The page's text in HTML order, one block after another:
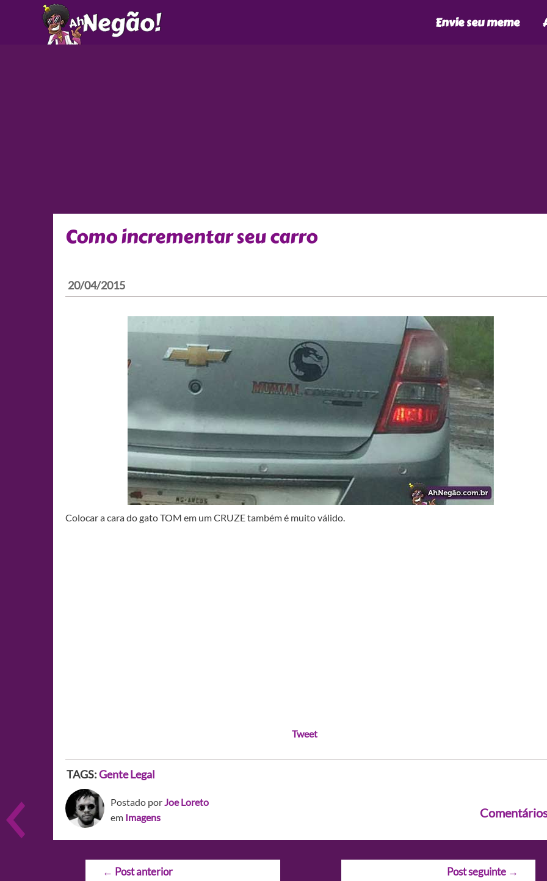
Envie seu meme
Como incrementar seu carro
20/04/2015
Colocar a cara do gato TOM em um CRUZE também é muito válido.
Tweet
TAGS:Gente Legal
Postado porJoe Loreto
em Imagens
Navegação
← Post anterior Post seguinte →